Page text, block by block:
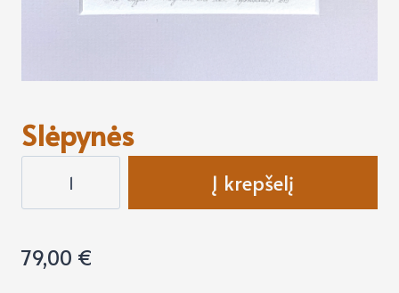
Slėpynės
Į krepšelį
79,00 €